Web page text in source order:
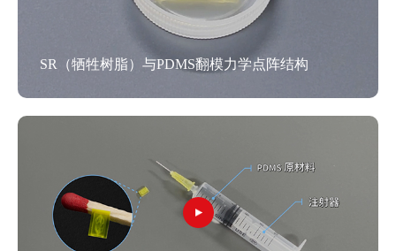
SR（牺牲树脂）与PDMS翻模力学点阵结构